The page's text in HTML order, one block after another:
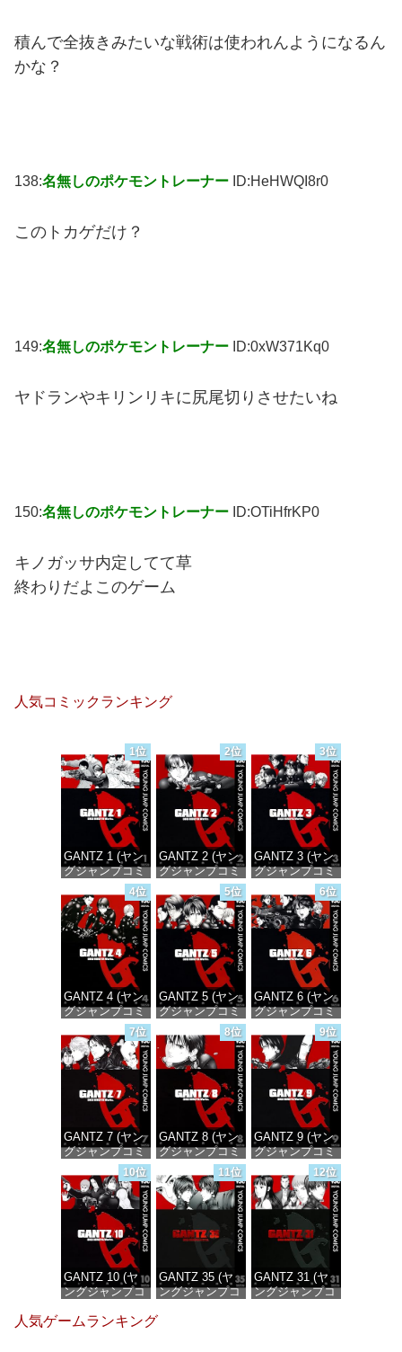
積んで全抜きみたいな戦術は使われんようになるん
かな？
138:名無しのポケモントレーナー ID:HeHWQI8r0
このトカゲだけ？
149:名無しのポケモントレーナー ID:0xW371Kq0
ヤドランやキリンリキに尻尾切りさせたいね
150:名無しのポケモントレーナー ID:OTiHfrKP0
キノガッサ内定してて草
終わりだよこのゲーム
人気コミックランキング
1位
GANTZ 1 (ヤン
グジャンプコミ
ックスDIGITAL)
価格：¥100
2位
GANTZ 2 (ヤン
グジャンプコミ
ックスDIGITAL)
価格：¥100
3位
GANTZ 3 (ヤン
グジャンプコミ
ックスDIGITAL)
価格：¥100
4位
GANTZ 4 (ヤン
グジャンプコミ
ックスDIGITAL)
価格：¥100
5位
GANTZ 5 (ヤン
グジャンプコミ
ックスDIGITAL)
価格：¥100
6位
GANTZ 6 (ヤン
グジャンプコミ
ックスDIGITAL)
価格：¥100
7位
GANTZ 7 (ヤン
グジャンプコミ
ックスDIGITAL)
価格：¥100
8位
GANTZ 8 (ヤン
グジャンプコミ
ックスDIGITAL)
価格：¥100
9位
GANTZ 9 (ヤン
グジャンプコミ
ックスDIGITAL)
価格：¥100
10位
GANTZ 10 (ヤ
ングジャンプコ
DIGITAL)
11位
GANTZ 35 (ヤ
ングジャンプコ
12位
GANTZ 31 (ヤ
ングジャンプコ
人気ゲームランキング